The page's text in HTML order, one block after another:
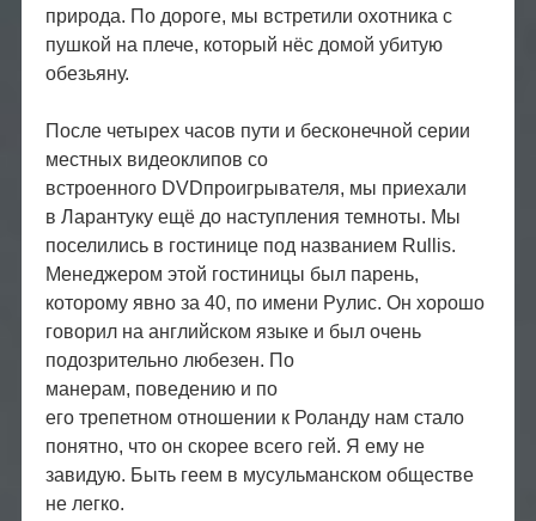
природа. По дороге, мы встретили охотника с
пушкой на плече, который нёс домой убитую
обезьяну.
После четырех часов пути и бесконечной серии
местных видеоклипов со
встроенного DVDпроигрывателя, мы приехали
в Ларантуку ещё до наступления темноты. Мы
поселились в гостинице под названием Rullis.
Менеджером этой гостиницы был парень,
которому явно за 40, по имени Рулис. Он хорошо
говорил на английском языке и был очень
подозрительно любезен. По
манерам, поведению и по
его трепетном отношении к Роланду нам стало
понятно, что он скорее всего гей. Я ему не
завидую. Быть геем в мусульманском обществе
не легко.